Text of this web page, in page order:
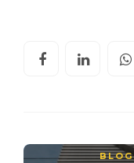
BLOG